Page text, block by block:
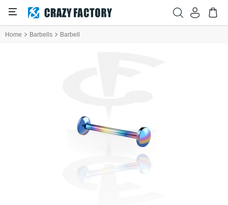
Home Barbells Barbell